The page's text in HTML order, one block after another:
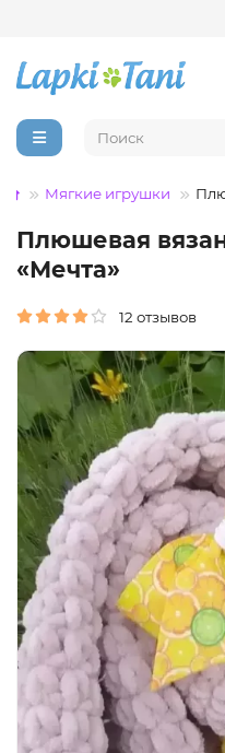
Мягкие игрушки
Плюшевая
«Мечта»
12 отзывов